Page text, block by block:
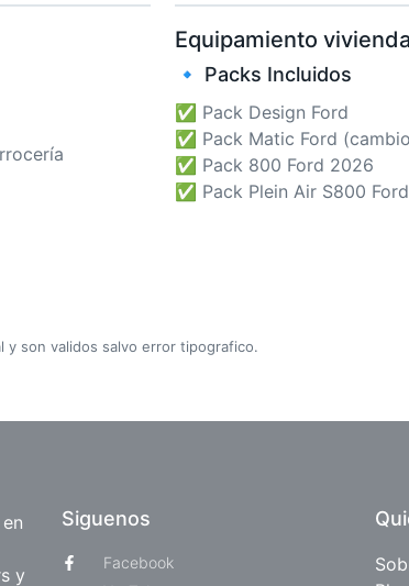
Equipamiento
🔹 Packs Incluidos
✅ Pack Design Ford
✅ Pack Matic Ford
✅ Pack 800 Ford 2026
✅ Pack Plein Air S800
son validos salvo error tipografico.
y
Siguenos
Facebook